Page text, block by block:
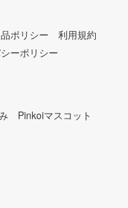
ポリシー
利用規約
ーポリシー
Pinkoiマスコット